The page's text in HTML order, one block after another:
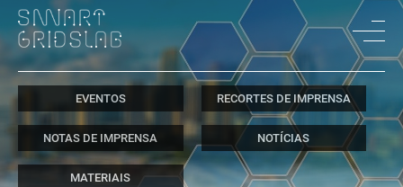
EVENTOS RECORTES DE IMPRENSA
NOTAS DE IMPRENSA NOTÍCIAS
MATERIAIS